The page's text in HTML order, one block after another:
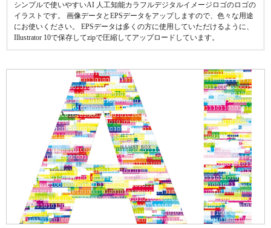
シンプルで使いやすいAI 人工知能カラフルデジタルイメージロゴのロゴの
イラストです。 画像データとEPSデータをアップしますので、色々な用途
にお使いください。 EPSデータは多くの方に使用していただけるように、
Illustrator 10で保存してzipで圧縮してアップロードしています。